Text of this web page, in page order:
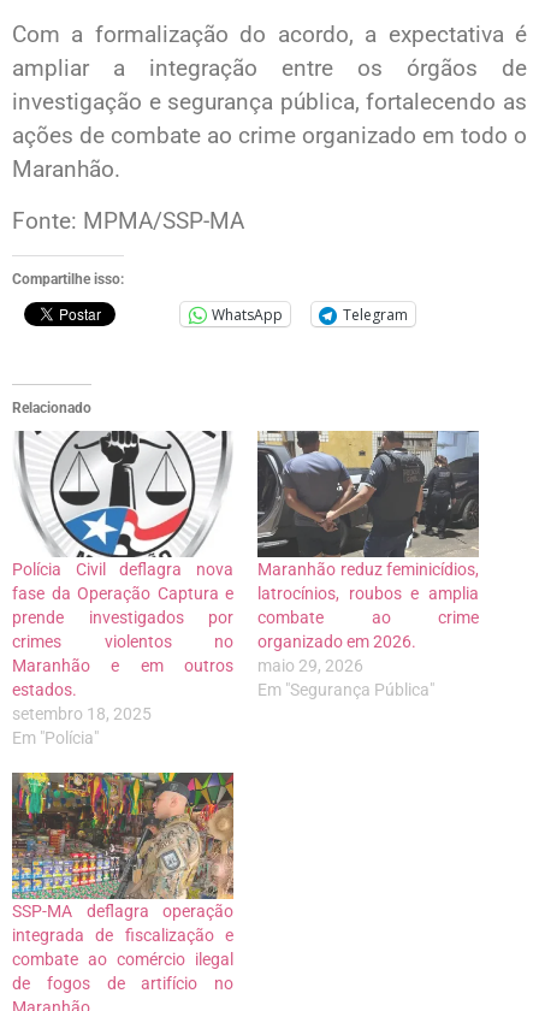
Com a formalização do acordo, a expectativa é
ampliar a integração entre os órgãos de
investigação e segurança pública, fortalecendo as
ações de combate ao crime organizado em todo o
Maranhão.
Fonte: MPMA/SSP-MA
Compartilhe isso:
WhatsApp Telegram
Relacionado
Polícia Civil deflagra nova
fase da Operação Captura e
prende investigados por
crimes violentos no
Maranhão e em outros
estados.
setembro 18, 2025
Em "Polícia"
Maranhão reduz feminicídios,
latrocínios, roubos e amplia
combate ao crime
organizado em 2026.
maio 29, 2026
Em "Segurança Pública"
SSP-MA deflagra operação
integrada de fiscalização e
combate ao comércio ilegal
de fogos de artifício no